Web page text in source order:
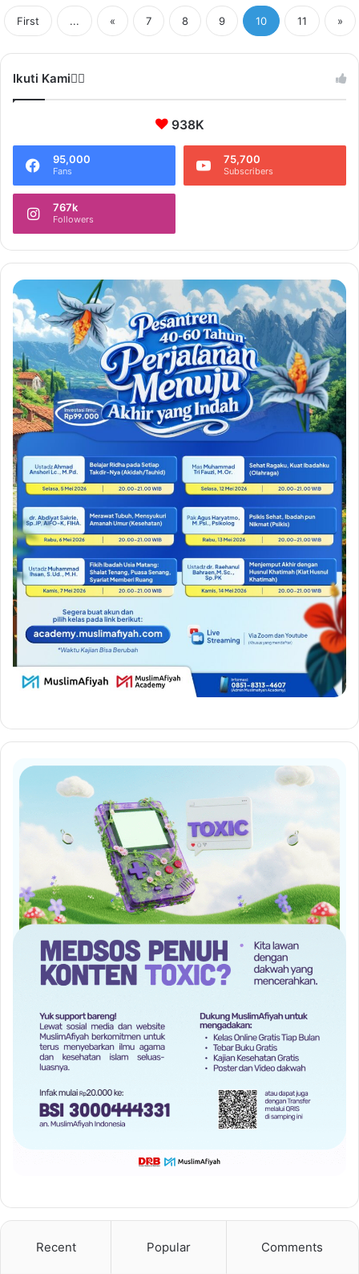
First ... « 7 8 9 10 11 »
Ikuti Kami❤️‍🔥
938K
95,000
Fans
75,700
Subscribers
767k
Followers
Recent Popular Comments